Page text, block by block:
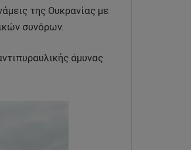
της Ουκρανίας με
συνόρων.
άμυνας